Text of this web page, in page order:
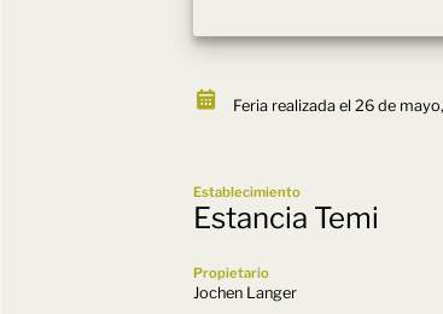
Feria realizada el 26 de
Establecimiento
Estancia Temi
Propietario
Jochen Langer